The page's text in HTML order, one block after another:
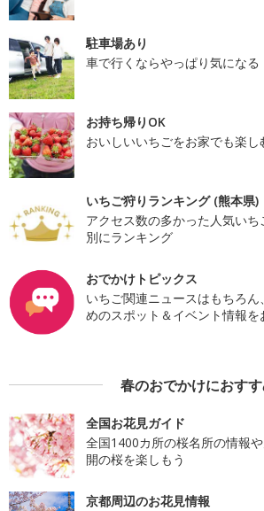
駐車場あり
車で行くならやっぱり気になる
お持ち帰りOK
おいしいいちごをお家でも楽し
いちご狩りランキング (熊本県)
アクセス数の多かった人気い
別にランキング
おでかけトピックス
いちご関連ニュースはもちろ
めのスポット＆イベント情報を
春のおでかけにおす
全国お花見ガイド
全国1400カ所の桜名所の情報
開の桜を楽しもう
京都周辺のお花見情報